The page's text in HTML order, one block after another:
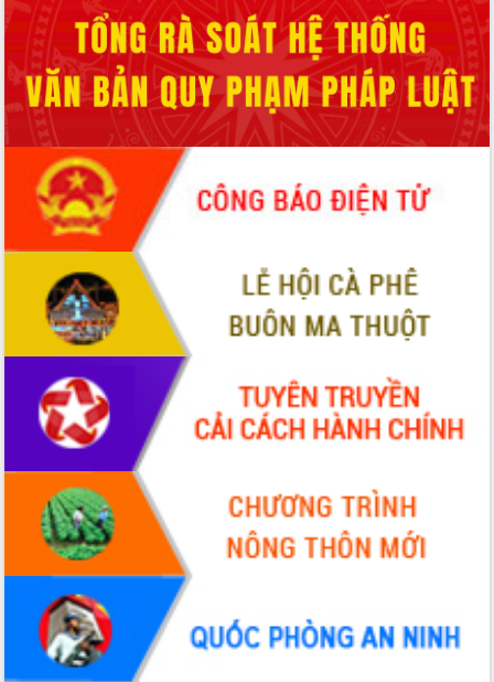
UBND tỉnh họp báo định kỳ tháng 4
năm 2026
Hội thảo khoa học “Giải pháp thúc đẩy
phát triển nền kinh tế xanh tại tỉnh
Đắk Lắk”
Tăng cường giám sát, đôn đốc thực
hiện nhiệm vụ quản lý tài sản công
hàng tuần
Tháo gỡ những vướng mắc, đẩy mạnh
công tác cải cách thủ tục hành chính
tại Trung tâm Phục vụ hành chính
công tỉnh
Đắk Lắk: Tôn vinh 46 giải pháp tại Hội
thi Sáng tạo Kỹ thuật 2024 - 2025
Đắk Lắk rà soát, điều chỉnh Đề án 190
về phát triển nuôi trồng thủy sản
Phó Chủ tịch UBND tỉnh Đắk Lắk
Trương Công Thái kiểm tra thực địa
Dự án cao tốc Khánh Hòa - Buôn Ma
Thuột
Định vị cà phê Việt Nam như một “di
sản sống” trong dòng chảy toàn cầu
Xây dựng nông thôn mới: Nâng cao đời
sống người dân từ những mô hình thiết
Quyết liệt tháo gỡ vướng mắc, đẩy
nhanh tiến độ các dự án trọng điểm
trong Khu kinh tế Nam Phú Yên